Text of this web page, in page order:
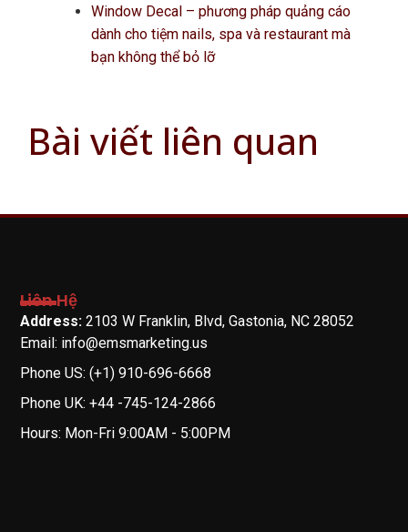
Window Decal – phương pháp quảng cáo
dành cho tiệm nails, spa và restaurant mà
bạn không thể bỏ lỡ
Bài viết liên quan
Liên Hệ
Address: 2103 W Franklin, Blvd, Gastonia, NC 28052
Email: info@emsmarketing.us
Phone US: (+1) 910-696-6668
Phone UK: +44 -745-124-2866
Hours: Mon-Fri 9:00AM - 5:00PM